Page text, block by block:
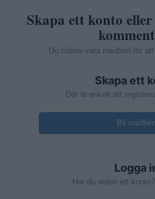
Skapa ett konto
Du måste vara medlem för
Skapa ett
Det är enkelt att
Bli medlem
Logga
Har du redan ett